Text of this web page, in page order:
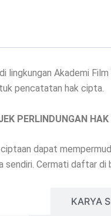
lingkungan Akademi
pencatatan hak cipta.
PERLINDUNGAN
dapat
sendiri. Cermati daftar
KARYA